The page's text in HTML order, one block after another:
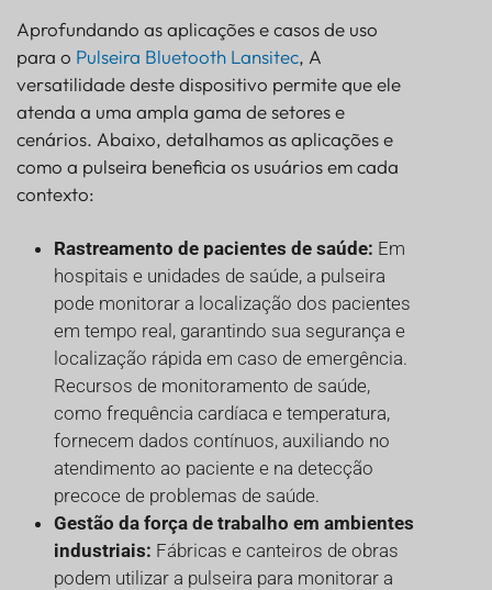
Aprofundando as aplicações e casos de uso
para o Pulseira Bluetooth Lansitec, A
versatilidade deste dispositivo permite que ele
atenda a uma ampla gama de setores e
cenários. Abaixo, detalhamos as aplicações e
como a pulseira beneficia os usuários em cada
contexto:
Rastreamento de pacientes de saúde: Em
hospitais e unidades de saúde, a pulseira
pode monitorar a localização dos pacientes
em tempo real, garantindo sua segurança e
localização rápida em caso de emergência.
Recursos de monitoramento de saúde,
como frequência cardíaca e temperatura,
fornecem dados contínuos, auxiliando no
atendimento ao paciente e na detecção
precoce de problemas de saúde.
Gestão da força de trabalho em ambientes
industriais: Fábricas e canteiros de obras
podem utilizar a pulseira para monitorar a